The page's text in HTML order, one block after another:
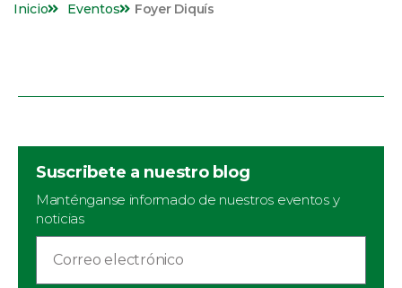
Inicio Eventos Foyer Diquís
Suscribete a nuestro blog
Manténganse informado de nuestros eventos y
noticias